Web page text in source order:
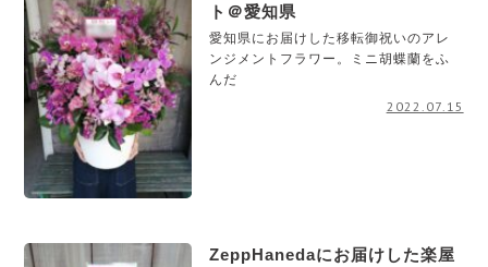
ト＠愛知県
愛知県にお届けした移転御祝いのアレ
ンジメントフラワー。ミニ胡蝶蘭をふ
んだ
2022.07.15
ZeppHanedaにお届けした楽屋